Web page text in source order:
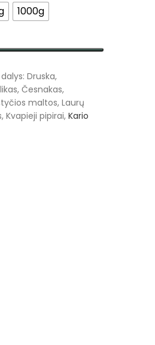
1000g
Druska,
Česnakas,
maltos, Laurų
Kvapieji pipirai, Kario